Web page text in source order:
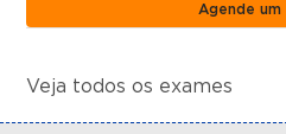
Agende um
Veja todos os exames